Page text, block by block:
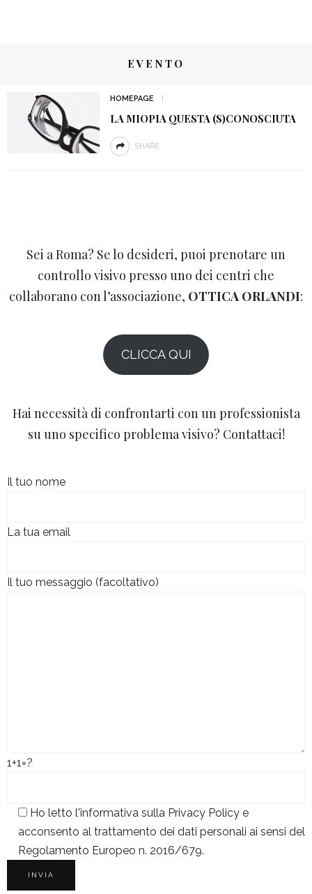
EVENTO
HOMEPAGE
LA MIOPIA QUESTA (S)CONOSCIUTA
SHARE
Sei a Roma? Se lo desideri, puoi prenotare un
controllo visivo presso uno dei centri che
collaborano con l’associazione, OTTICA ORLANDI:
CLICCA QUI
Hai necessità di confrontarti con un professionista
su uno specifico problema visivo? Contattaci!
Il tuo nome
La tua email
Il tuo messaggio (facoltativo)
1+1=?
Ho letto l'informativa sulla Privacy Policy e
acconsento al trattamento dei dati personali ai sensi del
Regolamento Europeo n. 2016/679.